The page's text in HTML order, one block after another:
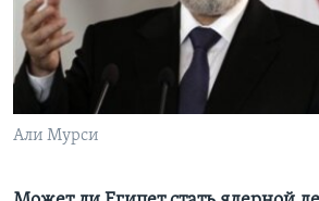
Learning English
СОЦИАЛЬНЫЕ СЕТИ
Али Мурси